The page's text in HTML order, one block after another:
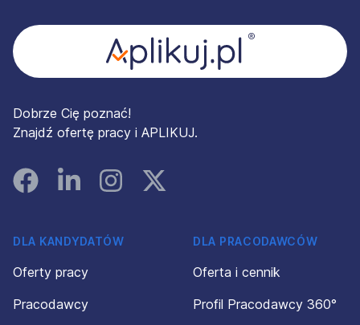
Dobrze Cię poznać!
Znajdź ofertę pracy i APLIKUJ.
FacebookLinked InInstagramInstagram
DLA KANDYDATÓW
Oferty pracy
Pracodawcy
DLA PRACODAWCÓW
Oferta i cennik
Profil Pracodawcy 360°